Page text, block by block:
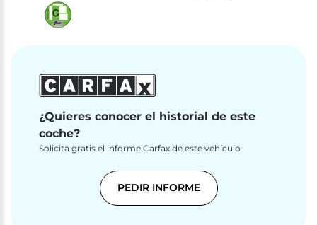
¿Quieres conocer el historial de este
coche?
Solicita gratis el informe Carfax de este vehículo
PEDIR INFORME